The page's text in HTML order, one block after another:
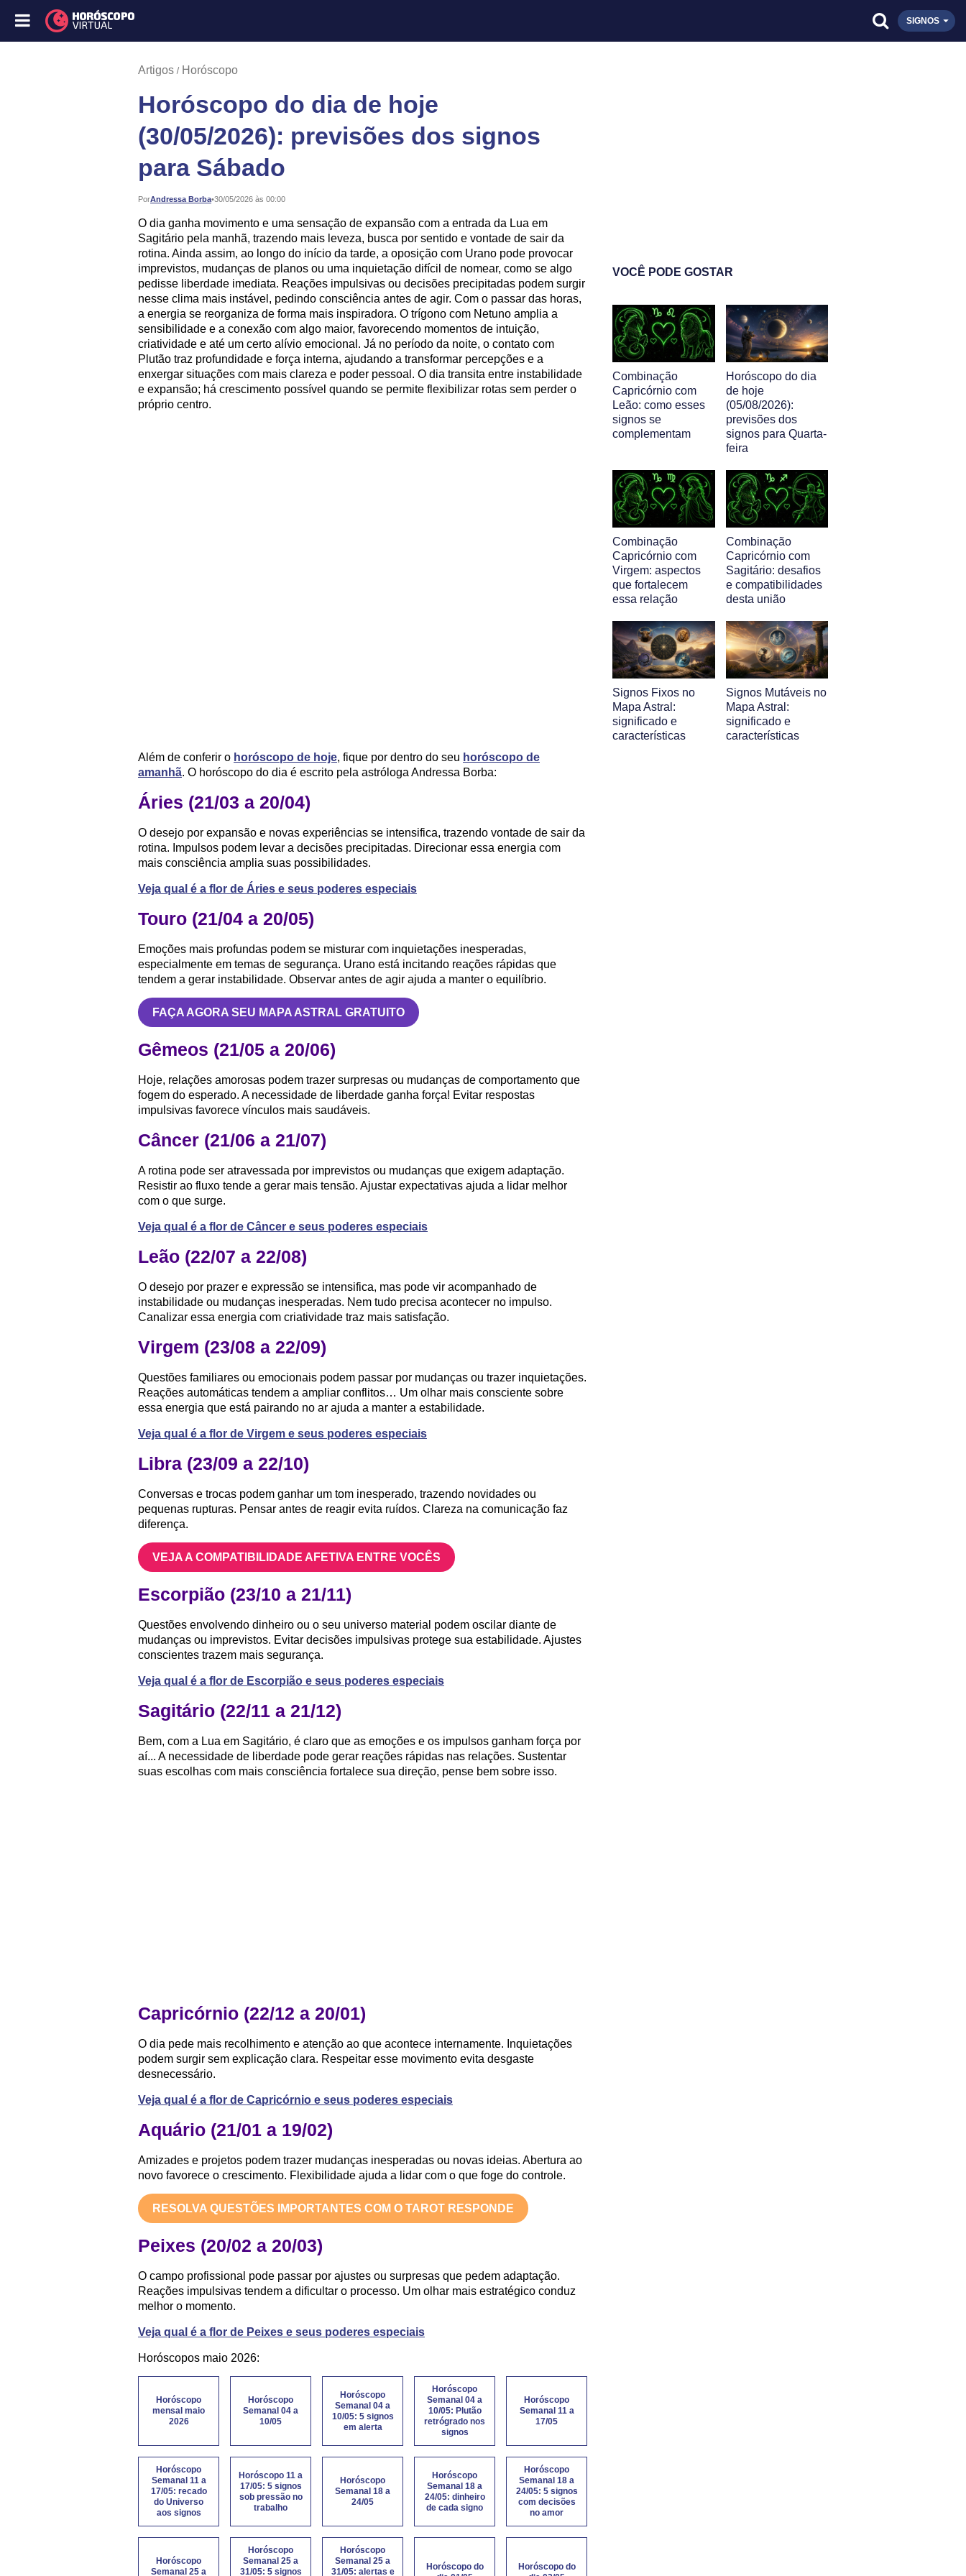
SIGNOS
Artigos Horóscopo
Horóscopo do dia de hoje
(30/05/2026): previsões dos signos
para Sábado
PorAndressa Borba•
Publicado: 30/05/2026 às 00:00
O dia ganha movimento e uma sensação de expansão com a entrada da Lua em
Sagitário pela manhã, trazendo mais leveza, busca por sentido e vontade de sair da
rotina. Ainda assim, ao longo do início da tarde, a oposição com Urano pode provocar
imprevistos, mudanças de planos ou uma inquietação difícil de nomear, como se algo
pedisse liberdade imediata. Reações impulsivas ou decisões precipitadas podem surgir
nesse clima mais instável, pedindo consciência antes de agir. Com o passar das horas,
a energia se reorganiza de forma mais inspiradora. O trígono com Netuno amplia a
sensibilidade e a conexão com algo maior, favorecendo momentos de intuição,
criatividade e até um certo alívio emocional. Já no período da noite, o contato com
Plutão traz profundidade e força interna, ajudando a transformar percepções e a
enxergar situações com mais clareza e poder pessoal. O dia transita entre instabilidade
e expansão; há crescimento possível quando se permite flexibilizar rotas sem perder o
próprio centro.
Além de conferir o horóscopo de hoje, fique por dentro do seu horóscopo de
amanhã. O horóscopo do dia é escrito pela astróloga Andressa Borba:
Áries (21/03 a 20/04)
O desejo por expansão e novas experiências se intensifica, trazendo vontade de sair da
rotina. Impulsos podem levar a decisões precipitadas. Direcionar essa energia com
mais consciência amplia suas possibilidades.
Veja qual é a flor de Áries e seus poderes especiais
Touro (21/04 a 20/05)
Emoções mais profundas podem se misturar com inquietações inesperadas,
especialmente em temas de segurança. Urano está incitando reações rápidas que
tendem a gerar instabilidade. Observar antes de agir ajuda a manter o equilíbrio.
FAÇA AGORA SEU MAPA ASTRAL GRATUITO
Gêmeos (21/05 a 20/06)
Hoje, relações amorosas podem trazer surpresas ou mudanças de comportamento que
fogem do esperado. A necessidade de liberdade ganha força! Evitar respostas
impulsivas favorece vínculos mais saudáveis.
Câncer (21/06 a 21/07)
A rotina pode ser atravessada por imprevistos ou mudanças que exigem adaptação.
Resistir ao fluxo tende a gerar mais tensão. Ajustar expectativas ajuda a lidar melhor
com o que surge.
Veja qual é a flor de Câncer e seus poderes especiais
Leão (22/07 a 22/08)
O desejo por prazer e expressão se intensifica, mas pode vir acompanhado de
instabilidade ou mudanças inesperadas. Nem tudo precisa acontecer no impulso.
Canalizar essa energia com criatividade traz mais satisfação.
Virgem (23/08 a 22/09)
Questões familiares ou emocionais podem passar por mudanças ou trazer inquietações.
Reações automáticas tendem a ampliar conflitos… Um olhar mais consciente sobre
essa energia que está pairando no ar ajuda a manter a estabilidade.
Veja qual é a flor de Virgem e seus poderes especiais
Libra (23/09 a 22/10)
Conversas e trocas podem ganhar um tom inesperado, trazendo novidades ou
pequenas rupturas. Pensar antes de reagir evita ruídos. Clareza na comunicação faz
diferença.
VEJA A COMPATIBILIDADE AFETIVA ENTRE VOCÊS
Escorpião (23/10 a 21/11)
Questões envolvendo dinheiro ou o seu universo material podem oscilar diante de
mudanças ou imprevistos. Evitar decisões impulsivas protege sua estabilidade. Ajustes
conscientes trazem mais segurança.
Veja qual é a flor de Escorpião e seus poderes especiais
Sagitário (22/11 a 21/12)
Bem, com a Lua em Sagitário, é claro que as emoções e os impulsos ganham força por
aí... A necessidade de liberdade pode gerar reações rápidas nas relações. Sustentar
suas escolhas com mais consciência fortalece sua direção, pense bem sobre isso.
Capricórnio (22/12 a 20/01)
O dia pede mais recolhimento e atenção ao que acontece internamente. Inquietações
podem surgir sem explicação clara. Respeitar esse movimento evita desgaste
desnecessário.
Veja qual é a flor de Capricórnio e seus poderes especiais
Aquário (21/01 a 19/02)
Amizades e projetos podem trazer mudanças inesperadas ou novas ideias. Abertura ao
novo favorece o crescimento. Flexibilidade ajuda a lidar com o que foge do controle.
RESOLVA QUESTÕES IMPORTANTES COM O TAROT RESPONDE
Peixes (20/02 a 20/03)
O campo profissional pode passar por ajustes ou surpresas que pedem adaptação.
Reações impulsivas tendem a dificultar o processo. Um olhar mais estratégico conduz
melhor o momento.
Veja qual é a flor de Peixes e seus poderes especiais
Horóscopos maio 2026:
Horóscopo
mensal maio
2026
Horóscopo
Semanal 04 a
10/05
Horóscopo
Semanal 04 a
10/05: 5 signos
em alerta
Horóscopo
Semanal 04 a
10/05: Plutão
retrógrado nos
signos
Horóscopo
Semanal 11 a
17/05
Horóscopo
Semanal 11 a
17/05: recado
do Universo
aos signos
Horóscopo 11 a
17/05: 5 signos
sob pressão no
trabalho
Horóscopo
Semanal 18 a
24/05
Horóscopo
Semanal 18 a
24/05: dinheiro
de cada signo
Horóscopo
Semanal 18 a
24/05: 5 signos
com decisões
no amor
Horóscopo
Semanal 25 a
Horóscopo
Semanal 25 a
31/05: 5 signos
Horóscopo
Semanal 25 a
31/05: alertas e
Horóscopo do
Horóscopo do
VOCÊ PODE GOSTAR
Combinação
Capricórnio com
Leão: como esses
signos se
complementam
Horóscopo do dia
de hoje
(05/08/2026):
previsões dos
signos para Quarta-
feira
Combinação
Capricórnio com
Virgem: aspectos
que fortalecem
essa relação
Combinação
Capricórnio com
Sagitário: desafios
e compatibilidades
desta união
Signos Fixos no
Mapa Astral:
significado e
características
Signos Mutáveis no
Mapa Astral:
significado e
características